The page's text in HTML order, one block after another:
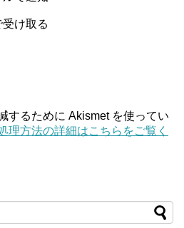
け取る
するために Akismet を使ってい
理方法の詳細はこちらをご覧く